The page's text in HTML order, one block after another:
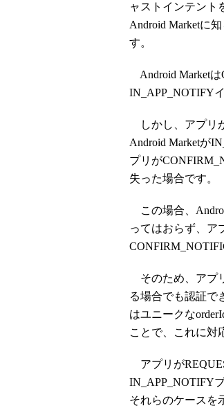
ャストインテント
Android Marketに
す。
Android Market
IN_APP_NOTIFY
しかし、アプリ
Android Marketが
プリが
失った場合です。
この場合、
ってはおらず、ア
そのため、アプ
る場合でも認証で
はユニークな
ことで、これに対
アプリが
IN_APP_NOTIFY
それらのケースを